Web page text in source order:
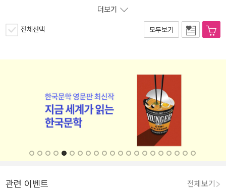
더보기
전체선택 모두보기
관련 이벤트 전체보기